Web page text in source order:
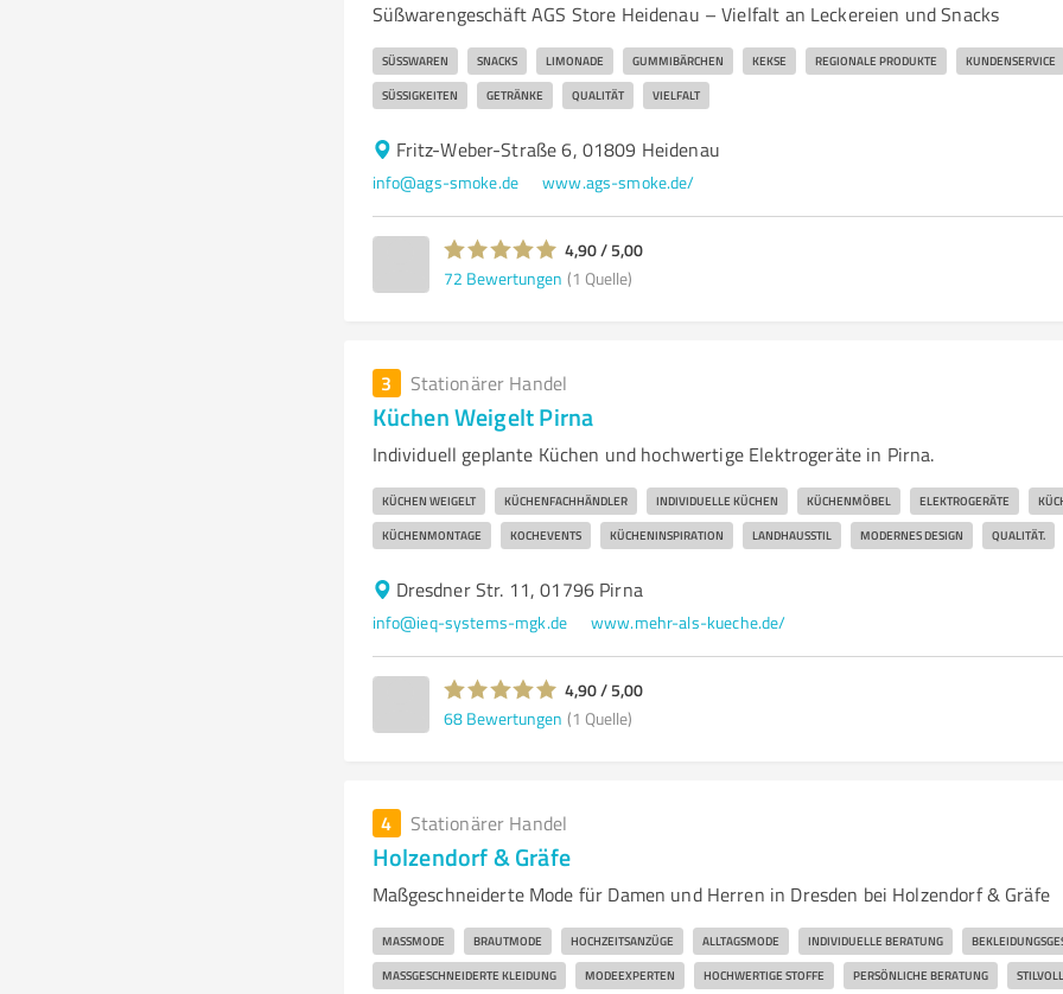
Süßwarengeschäft AGS Store Heidenau – Vielfalt an Leckereien und Snacks
SÜSSWAREN SNACKS LIMONADE GUMMIBÄRCHEN KEKSE REGIONALE PRODUKTE KUNDENSERVICE
SÜSSIGKEITEN GETRÄNKE QUALITÄT VIELFALT
Fritz-Weber-Straße 6, 01809 Heidenau
info@ags-smoke.de www.ags-smoke.de/
4,90 / 5,00
72 Bewertungen (1 Quelle)
3 Stationärer Handel
Küchen Weigelt Pirna
Individuell geplante Küchen und hochwertige Elektrogeräte in Pirna.
KÜCHEN WEIGELT KÜCHENFACHHÄNDLER INDIVIDUELLE KÜCHEN KÜCHENMÖBEL ELEKTROGERÄTE
KÜCHENMONTAGE KOCHEVENTS KÜCHENINSPIRATION LANDHAUSSTIL MODERNES DESIGN QUALITÄT.
Dresdner Str. 11, 01796 Pirna
info@ieq-systems-mgk.de www.mehr-als-kueche.de/
4,90 / 5,00
68 Bewertungen (1 Quelle)
4 Stationärer Handel
Holzendorf & Gräfe
Maßgeschneiderte Mode für Damen und Herren in Dresden bei Holzendorf & Gräfe
MASSMODE BRAUTMODE HOCHZEITSANZÜGE ALLTAGSMODE INDIVIDUELLE BERATUNG
MASSGESCHNEIDERTE KLEIDUNG MODEEXPERTEN HOCHWERTIGE STOFFE PERSÖNLICHE BERATUNG